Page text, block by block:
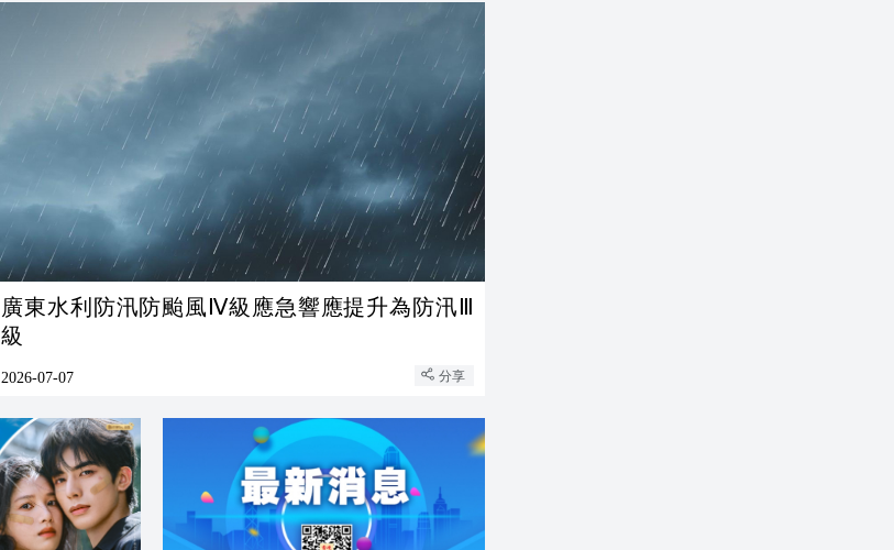
廣東水利防汛防颱風Ⅳ級應急響應提升為防汛Ⅲ
級
2026-07-07 分享